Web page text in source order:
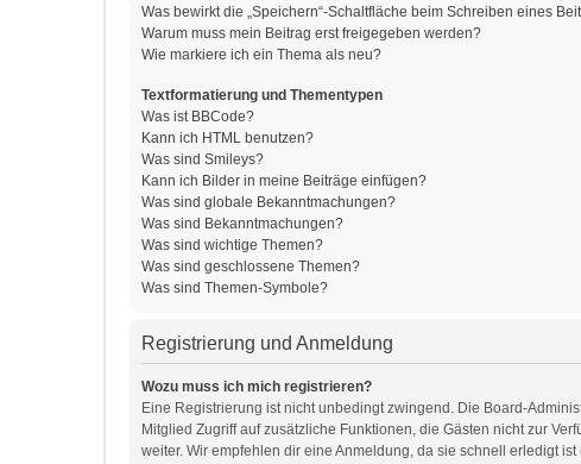
Was bewirkt die „Speichern“-Schaltfläche beim Schreiben eines
Warum muss mein Beitrag erst freigegeben werden?
Wie markiere ich ein Thema als neu?
Textformatierung und Thementypen
Was ist BBCode?
Kann ich HTML benutzen?
Was sind Smileys?
Kann ich Bilder in meine Beiträge einfügen?
Was sind globale Bekanntmachungen?
Was sind Bekanntmachungen?
Was sind wichtige Themen?
Was sind geschlossene Themen?
Was sind Themen-Symbole?
Registrierung und Anmeldung
Wozu muss ich mich registrieren?
Eine Registrierung ist nicht unbedingt zwingend. Die Board-
Mitglied Zugriff auf zusätzliche Funktionen, die Gästen nicht zur
weiter. Wir empfehlen dir eine Anmeldung, da sie schnell erledigt